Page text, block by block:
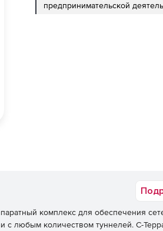
предпринимательской
комплекс для обеспечения
с любым количеством туннелей. С-